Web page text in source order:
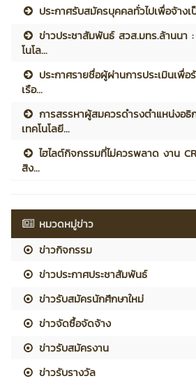
ประกาศรับสมัครบุคคลทั่วไปเพื่อจ้าง
ข่าวประชาสัมพันธ์ สวส.มทร.ล้านนา
โนโล...
ประกาศรายชื่อผู้ผ่านการประเมินเพื่
เรือ...
การสรรหาผู้สมควรดำรงตำแหน่งอ
เทคโนโลยี...
ไฮไลต์กิจกรรมที่ไม่ควรพลาด งาน
สิง...
หมวดหมู่ข่าว
ข่าวกิจกรรม
ข่าวประกาศประชาสัมพันธ์
ข่าวรับสมัครนักศึกษาใหม่
ข่าวจัดซื้อจัดจ้าง
ข่าวรับสมัครงาน
ข่าวรับรางวัล